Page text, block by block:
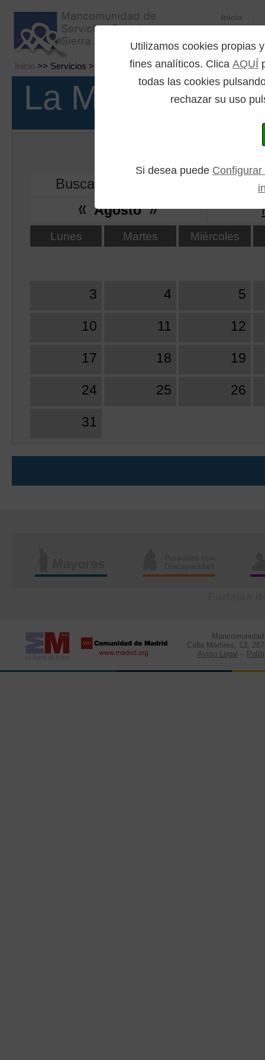
Utilizamos cookies propias
fines analíticos. Clica AQUÍ
todas las cookies
rechazar su uso
Si desea puede
Inicio
Inicio >> Servicios >> Calendario de eventos
La
Calendario
Buscar:
Agosto
Lunes Martes Miércoles
3 4 5
10 11 12
17 18 19
24 25 26
31
Calle Mártires, 13,
Aviso Legal -